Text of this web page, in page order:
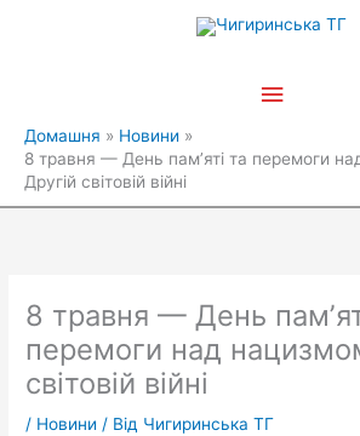
Головне
Домашня
Новини
8 травня — День памʼяті та перемоги
Другій світовій війні
8 травня — День
перемоги над
світовій війні
/ Новини / Від Чигиринська ТГ